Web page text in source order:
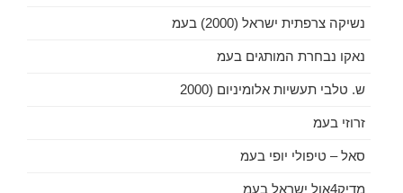
נשיקה צרפתית ישראל (2000) בעמ
נאקו נבחרת המותגים בעמ
ש. טלבי תעשיות אלומיניום (2000
זרוזי בעמ
סאל – טיפולי יופי בעמ
מדיק4אול ישראל בעמ